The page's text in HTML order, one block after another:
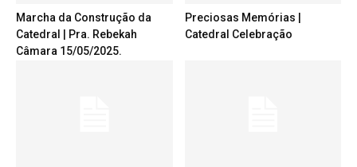
Marcha da Construção da
Catedral | Pra. Rebekah
Câmara 15/05/2025.
Preciosas Memórias |
Catedral Celebração